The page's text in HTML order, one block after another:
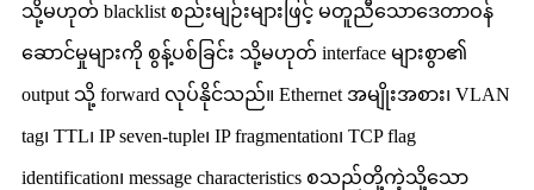
သို့မဟုတ် blacklist စည်းမျဉ်းများဖြင့် မတူညီသောဒေတာဝန်
ဆောင်မှုများကို စွန့်ပစ်ခြင်း သို့မဟုတ် interface များစွာ၏
output သို့ forward လုပ်နိုင်သည်။ Ethernet အမျိုးအစား၊ VLAN
tag၊ TTL၊ IP seven-tuple၊ IP fragmentation၊ TCP flag
identification၊ message characteristics စသည်တို့ကဲ့သို့သော